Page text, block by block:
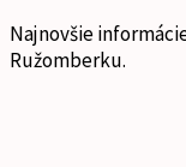
Najnovšie
Ružomberku.